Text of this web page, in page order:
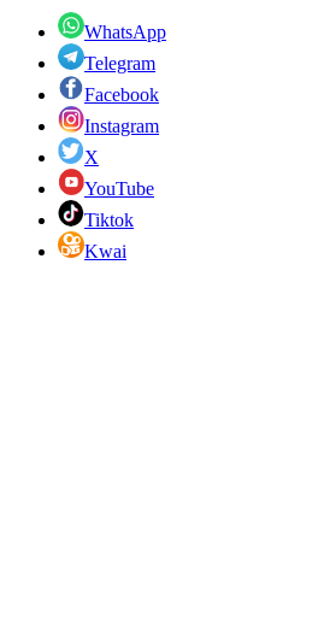
WhatsApp
Telegram
Facebook
Instagram
X
YouTube
Tiktok
Kwai